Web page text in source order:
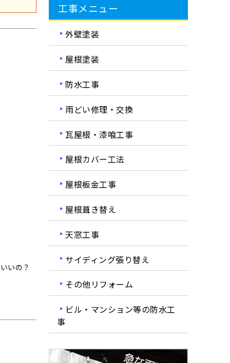
いの？
工事メニュー
外壁塗装
屋根塗装
防水工事
雨どい修理・交換
瓦屋根・漆喰工事
屋根カバー工法
屋根板金工事
屋根葺き替え
天窓工事
サイディング張り替え
その他リフォーム
ビル・マンション等の防水工
事